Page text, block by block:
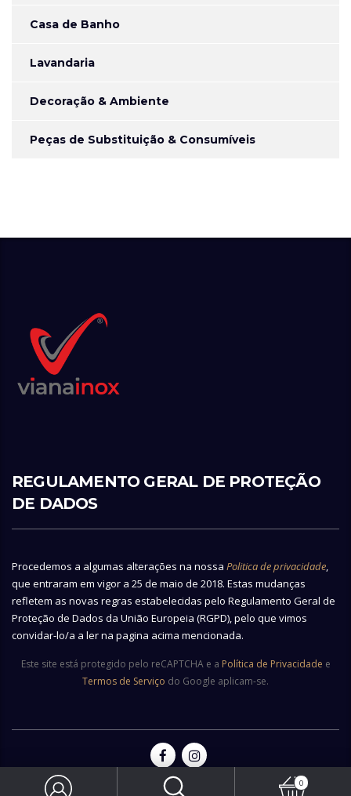
Casa de Banho
Lavandaria
Decoração & Ambiente
Peças de Substituição & Consumíveis
REGULAMENTO GERAL DE PROTEÇÃO
DE DADOS
Procedemos a algumas alterações na nossa Politica de privacidade,
que entraram em vigor a 25 de maio de 2018. Estas mudanças
refletem as novas regras estabelecidas pelo Regulamento Geral de
Proteção de Dados da União Europeia (RGPD), pelo que vimos
convidar-lo/a a ler na pagina acima mencionada.
Este site está protegido pelo reCAPTCHA e a Política de Privacidade e
Termos de Serviço do Google aplicam-se.
© 2026 Copyright Vianainox - All rights reserved | Made byEcobite
0